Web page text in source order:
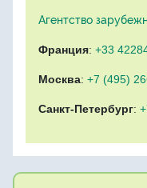
Агентство
Франция: +33
Москва: +7 (495)
Санкт-Петербург: